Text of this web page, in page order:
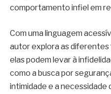
comportamento infiel em
Com uma linguagem
autor explora as diferentes
elas podem levar à
como a busca por
intimidade e a necessidade